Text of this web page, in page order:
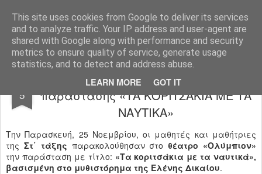
This site uses cookies from Google to deliver its services
and to analyze traffic. Your IP address and user-agent are
shared with Google along with performance and security
metrics to ensure quality of service, generate usage
statistics, and to detect and address abuse.
LEARN MORE GOT IT
Ιδιωτικό Δημοτικό Σχολείο "Ι.Μ.ΔΕΛΑΣΑΛ"
5
Παρακολούθηση θεατρικής
παράστασης «ΤΑ ΚΟΡΙΤΣΑΚΙΑ ΜΕ ΤΑ
ΝΑΥΤΙΚΑ»
Την Παρασκευή, 25 Νοεμβρίου, οι μαθητές και μαθήτριες
της Στ΄ τάξης παρακολούθησαν στοθέατρο «Ολύμπιον»
την παράσταση με τίτλο: «Τα κοριτσάκια με τα ναυτικά»,
βασισμένη στο μυθιστόρημα της Ελένης Δικαίου.